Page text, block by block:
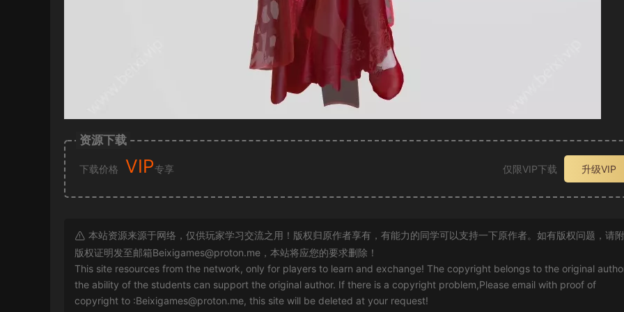
资源下载
下载价格 VIP专享 仅限VIP下载 升级VIP
本站资源来源于网络，仅供玩家学习交流之用！版权归原作者享有，有能力的同学可以支持一下原作者。如有版权问题，请
版权证明发至邮箱Beixigames@proton.me ，本站将应您的要求删除！
This site resources from the network, only for players to learn and exchange! The copyright belongs to the original
the ability of the students can support the original author. If there is a copyright problem,Please email with proof of
copyright to :Beixigames@proton.me, this site will be deleted at your request!